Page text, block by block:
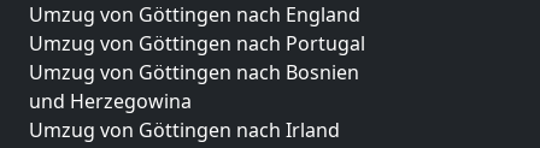
Umzug von Göttingen nach England
Umzug von Göttingen nach Portugal
Umzug von Göttingen nach Bosnien
und Herzegowina
Umzug von Göttingen nach Irland